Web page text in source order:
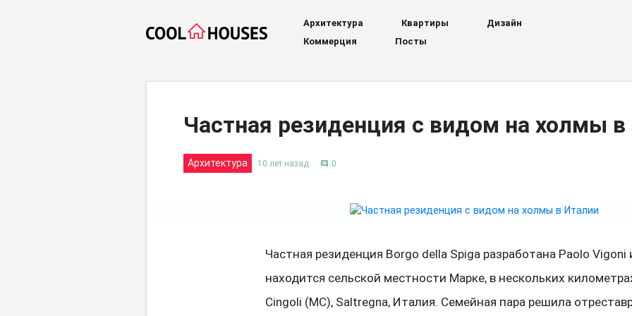
Архитектура Квартиры
Дизайн
Коммерция
Посты
Частная резиденция с видом на холмы
Архитектура 10 лет назад comment 0
Частная резиденция Borgo della Spiga разработана Paolo Vigoni
находится сельской местности Марке, в нескольких
Cingoli (MC), Saltregna, Италия. Семейная пара решила